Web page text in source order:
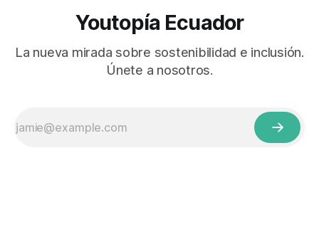
Youtopía Ecuador
La nueva mirada sobre sostenibilidad e inclusión.
Únete a nosotros.